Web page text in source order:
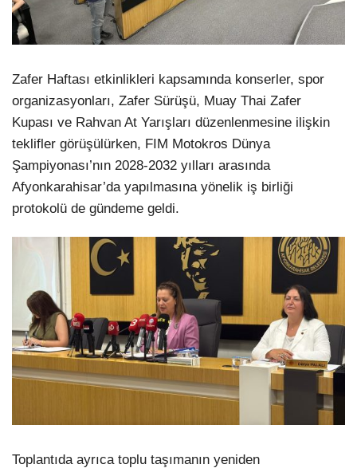
Zafer Haftası etkinlikleri kapsamında konserler, spor
organizasyonları, Zafer Sürüşü, Muay Thai Zafer
Kupası ve Rahvan At Yarışları düzenlenmesine ilişkin
teklifler görüşülürken, FIM Motokros Dünya
Şampiyonası’nın 2028-2032 yılları arasında
Afyonkarahisar’da yapılmasına yönelik iş birliği
protokolü de gündeme geldi.
Toplantıda ayrıca toplu taşımanın yeniden